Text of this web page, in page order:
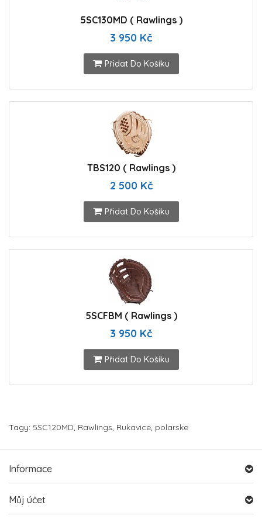
5SC130MD ( Rawlings )
3 950 Kč
Přidat Do Košíku
TBS120 ( Rawlings )
2 500 Kč
Přidat Do Košíku
5SCFBM ( Rawlings )
3 950 Kč
Přidat Do Košíku
Tagy: 5SC120MD, Rawlings, Rukavice, polarske
Informace
Můj účet